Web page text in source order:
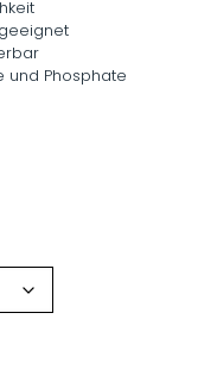
und Phosphate